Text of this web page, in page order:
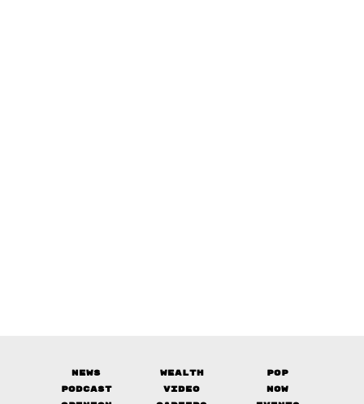
News Wealth
Pop
Podcast
Video
Now